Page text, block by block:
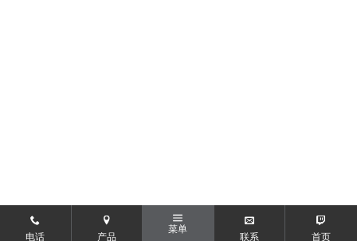
电话 产品
菜单
联系 首页